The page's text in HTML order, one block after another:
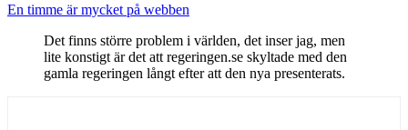
En timme är mycket på webben
Det finns större problem i världen, det inser jag, men
lite konstigt är det att regeringen.se skyltade med den
gamla regeringen långt efter att den nya presenterats.